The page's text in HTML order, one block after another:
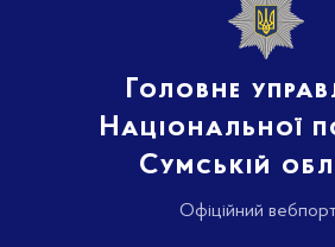
Головне
Національної
Сумській
Офіційний